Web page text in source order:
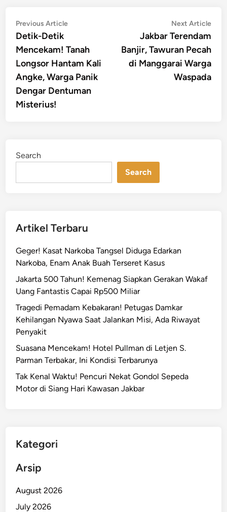
Post
navigation
Previous ArticlePrevious
Detik-Detik
Mencekam! Tanah
Longsor Hantam Kali
Angke, Warga Panik
Dengar Dentuman
Misterius!
Next Article
Jakbar Terendam
Banjir, Tawuran Pecah
di Manggarai Warga
Waspada
Search
Search
Artikel Terbaru
Geger! Kasat Narkoba Tangsel Diduga Edarkan
Narkoba, Enam Anak Buah Terseret Kasus
Jakarta 500 Tahun! Kemenag Siapkan Gerakan Wakaf
Uang Fantastis Capai Rp500 Miliar
Tragedi Pemadam Kebakaran! Petugas Damkar
Kehilangan Nyawa Saat Jalankan Misi, Ada Riwayat
Penyakit
Suasana Mencekam! Hotel Pullman di Letjen S.
Parman Terbakar, Ini Kondisi Terbarunya
Tak Kenal Waktu! Pencuri Nekat Gondol Sepeda
Motor di Siang Hari Kawasan Jakbar
Kategori
Arsip
August 2026
July 2026